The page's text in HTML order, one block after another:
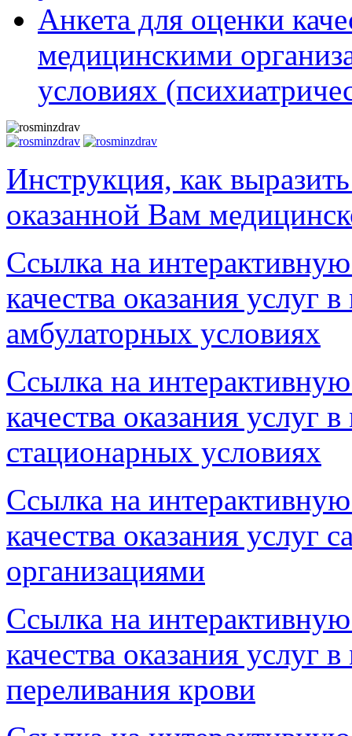
Анкета для оценки
медицинскими
условиях
Инструкция, как
оказанной Вам
Ссылка на
качества оказания услуг
амбулаторных условиях
Ссылка на
качества оказания услуг
стационарных условиях
Ссылка на
качества оказания услуг
организациями
Ссылка на
качества оказания услуг
переливания крови